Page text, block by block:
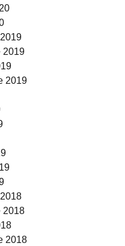
2019
2019
2018
2018